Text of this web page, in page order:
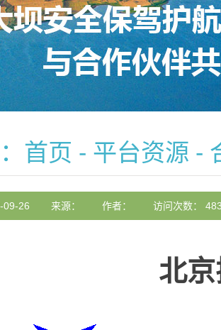
首页 - 平台资源 -
09-26 来源： 作者： 访问次数：
北